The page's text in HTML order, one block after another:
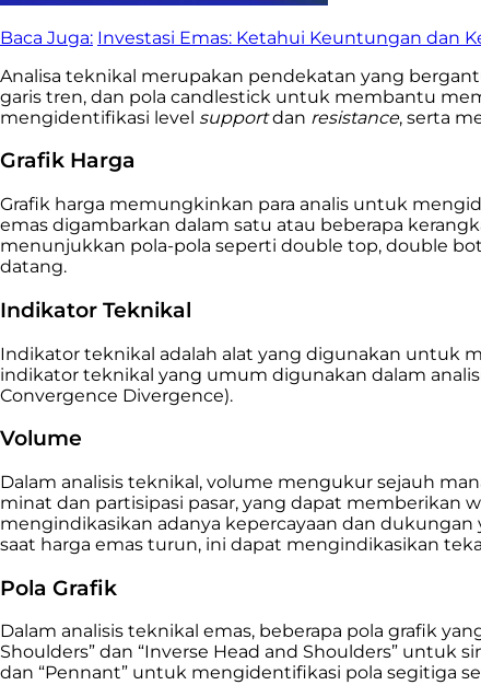
Baca Juga: Investasi Emas: Ketahui Keuntungan dan
Analisa teknikal merupakan pendekatan yang
garis tren, dan pola candlestick untuk membantu
mengidentifikasi level supportdan resistance, serta
Grafik Harga
Grafik harga memungkinkan para analis untuk
emas digambarkan dalam satu atau beberapa
menunjukkan pola-pola seperti double top, double
datang.
Indikator Teknikal
Indikator teknikal adalah alat yang digunakan untuk
indikator teknikal yang umum digunakan dalam
Convergence Divergence).
Volume
Dalam analisis teknikal, volume mengukur sejauh
minat dan partisipasi pasar, yang dapat memberikan
mengindikasikan adanya kepercayaan dan
saat harga emas turun, ini dapat mengindikasikan
Pola Grafik
Dalam analisis teknikal emas, beberapa pola grafik
Shoulders” dan “Inverse Head and Shoulders” untuk
dan “Pennant” untuk mengidentifikasi pola segitiga